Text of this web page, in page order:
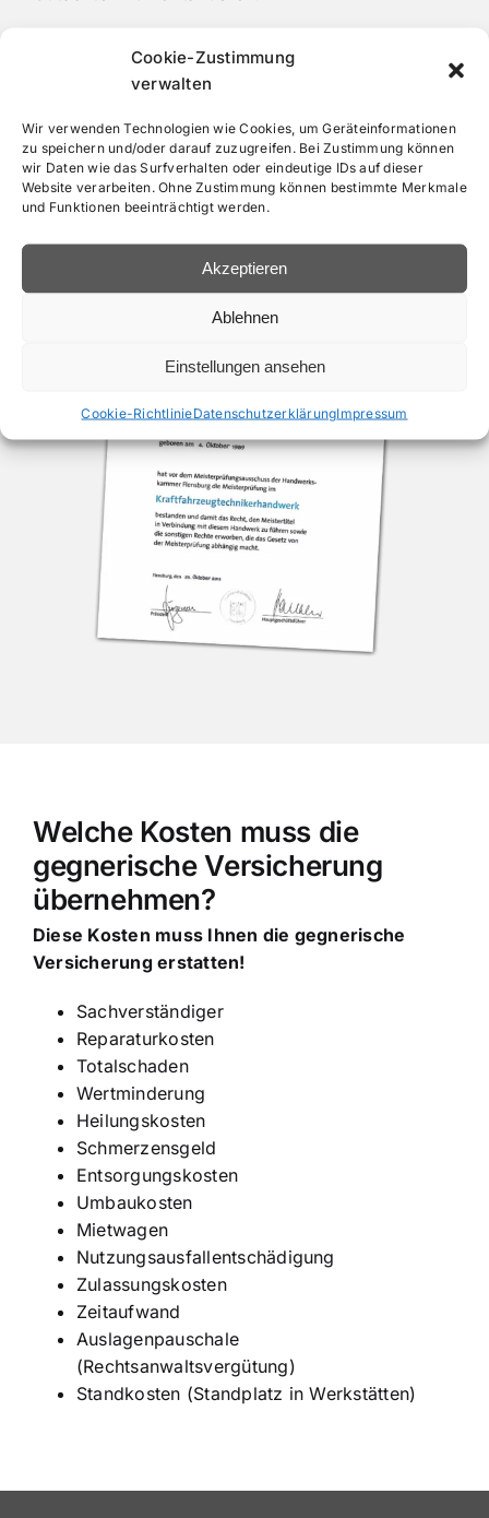
Cookie-Zustimmung
verwalten
Wir verwenden Technologien wie Cookies, um Geräteinformationen
zu speichern und/oder darauf zuzugreifen. Bei Zustimmung können
wir Daten wie das Surfverhalten oder eindeutige IDs auf dieser
Website verarbeiten. Ohne Zustimmung können bestimmte Merkmale
und Funktionen beeinträchtigt werden.
Akzeptieren
Ablehnen
Einstellungen ansehen
Cookie-RichtlinieDatenschutzerklärungImpressum
• Schnell und unkompliziert
• In ganz Hamburg und Umgebung
• Freier und unabhängiger Kfz Gutachter
Welche Kosten muss die
gegnerische Versicherung
übernehmen?
Diese Kosten muss Ihnen die gegnerische
Versicherung erstatten!
Sachverständiger
Reparaturkosten
Totalschaden
Wertminderung
Heilungskosten
Schmerzensgeld
Entsorgungskosten
Umbaukosten
Mietwagen
Nutzungsausfallentschädigung
Zulassungskosten
Zeitaufwand
Auslagenpauschale
(Rechtsanwaltsvergütung)
Standkosten (Standplatz in Werkstätten)